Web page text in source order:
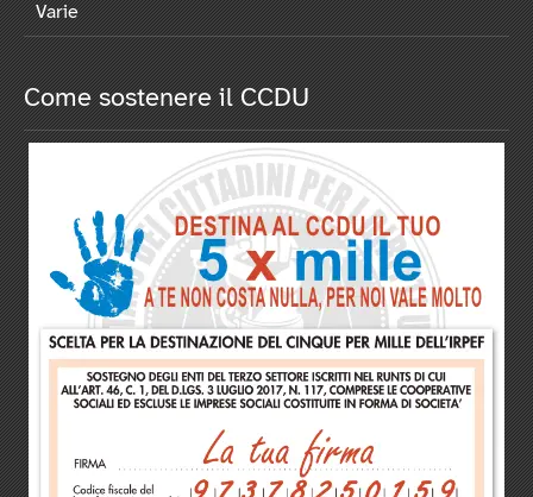
Varie
Come sostenere il CCDU